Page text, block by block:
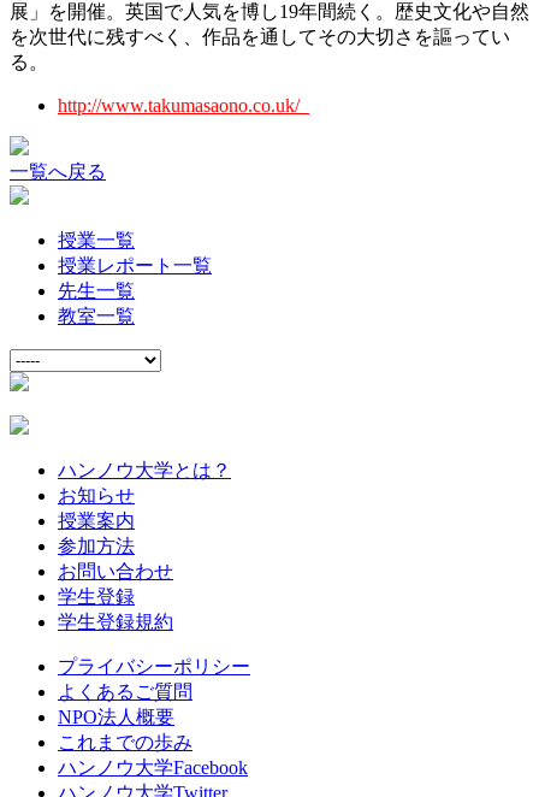
展」を開催。英国で人気を博し19年間続く。歴史文化や自然
を次世代に残すべく、作品を通してその大切さを謳ってい
る。
http://www.takumasaono.co.uk/
一覧へ戻る
授業一覧
授業レポート一覧
先生一覧
教室一覧
ハンノウ大学とは？
お知らせ
授業案内
参加方法
お問い合わせ
学生登録
学生登録規約
プライバシーポリシー
よくあるご質問
NPO法人概要
これまでの歩み
ハンノウ大学Facebook